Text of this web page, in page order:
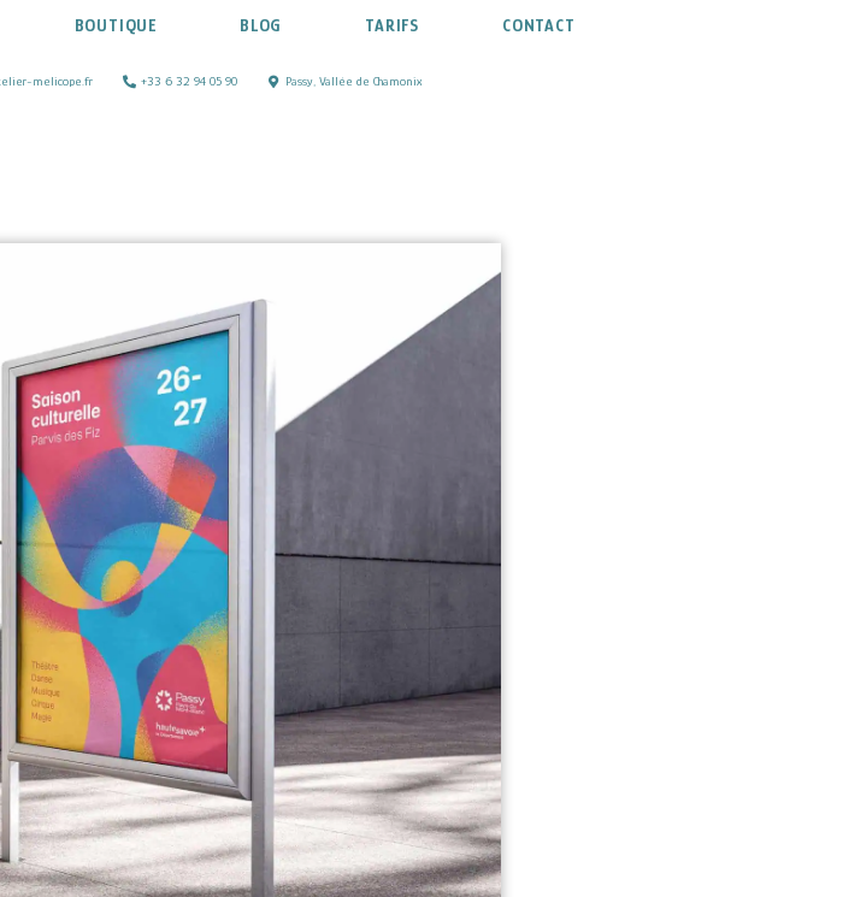
BOUTIQUE BLOG TARIFS CONTACT
melicope.fr +33 6 32 94 05 90 Passy, Vallée de Chamonix